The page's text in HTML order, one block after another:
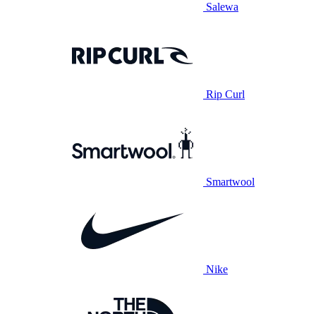
Salewa
Rip Curl
Smartwool
Nike